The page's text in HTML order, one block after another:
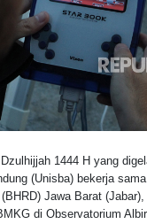
1444 H yang
(Unisba) bekerja
Jawa Barat
di Observatorium